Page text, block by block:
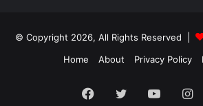
© Copyright 2026, All Rights Reserved |
Home
About Privacy Policy
Facebook
Twitter YouTube